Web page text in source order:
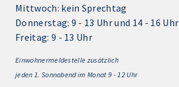
Mittwoch: kein Sprechtag
Donnerstag: 9 - 13 Uhr und 14 - 16 Uhr
Freitag: 9 - 13 Uhr
Einwohnermeldestelle zusätzlich
jeden 1. Sonnabend im Monat 9 - 12 Uhr